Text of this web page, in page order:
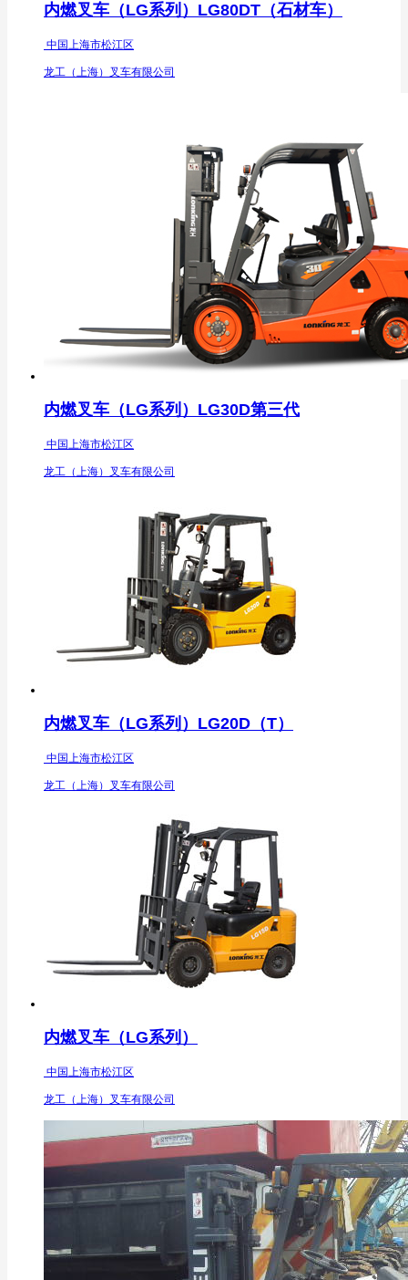
内燃叉车（LG系列）LG80DT（石材车）
中国上海市松江区
龙工（上海）叉车有限公司
内燃叉车（LG系列）LG30D第三代
中国上海市松江区
龙工（上海）叉车有限公司
内燃叉车（LG系列）LG20D（T）
中国上海市松江区
龙工（上海）叉车有限公司
内燃叉车（LG系列）
中国上海市松江区
龙工（上海）叉车有限公司